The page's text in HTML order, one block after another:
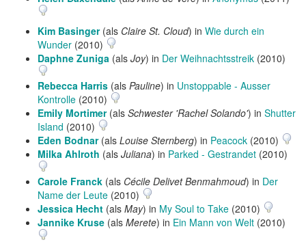
Kim Basinger(als Claire St. Cloud) in Wie durch ein
Wunder (2010)
Daphne Zuniga (als Joy) in Der Weihnachtsstreik (2010)
Rebecca Harris (als Pauline) in Unstoppable - Ausser
Kontrolle (2010)
Emily Mortimer(als Schwester 'Rachel Solando') in Shutter
Island (2010)
Eden Bodnar(als Louise Sternberg) in Peacock (2010)
Milka Ahlroth (als Juliana) in Parked - Gestrandet (2010)
Carole Franck (als Cécile Delivet Benmahmoud) in Der
Name der Leute (2010)
Jessica Hecht (als May) in My Soul to Take (2010)
Jannike Kruse (als Merete) in Ein Mann von Welt (2010)